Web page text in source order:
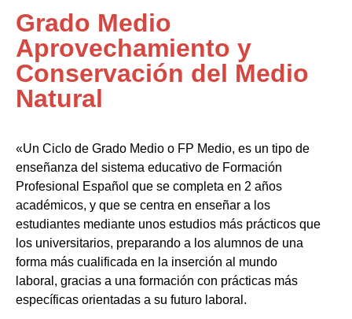
Grado Medio
Aprovechamiento y
Conservación del Medio
Natural
«Un Ciclo de Grado Medio o FP Medio, es un tipo de
enseñanza del sistema educativo de Formación
Profesional Español que se completa en 2 años
académicos, y que se centra en enseñar a los
estudiantes mediante unos estudios más prácticos que
los universitarios, preparando a los alumnos de una
forma más cualificada en la inserción al mundo
laboral, gracias a una formación con prácticas más
específicas orientadas a su futuro laboral.